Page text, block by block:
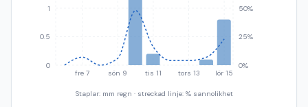
fre 7 sön 9 tis 11 tors 13 lör 15
0
0.5
1
0%
25%
50%
Staplar: mm regn · streckad linje: % sannolikhet